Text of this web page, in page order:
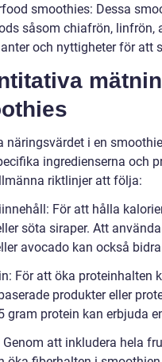
smoothies: Dessa
såsom chiafrön, linfrön,
och nyttigheter för att
näringsvärdet i en
ingredienserna och
riktlinjer att följa:
För att hålla
söta siraper. Att
avocado kan också
För att öka proteinhalten
produkter eller
gram protein kan erbjuda
Genom att inkludera hela